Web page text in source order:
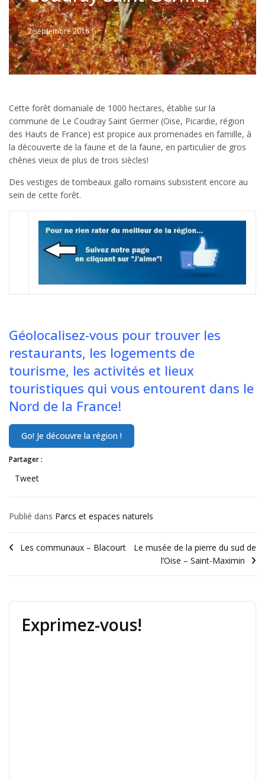
Written
by
Jérémie
2 septembre 2016
Cette forêt domaniale de 1000 hectares, établie sur la
commune de Le Coudray Saint Germer (Oise, Picardie, région
des Hauts de France) est propice aux promenades en famille, à
la découverte de la faune et de la faune, en particulier de gros
chênes vieux de plus de trois siècles!
Des vestiges de tombeaux gallo romains subsistent encore au
sein de cette forêt.
Géolocalisez-vous pour trouver les
restaurants, les logements de
tourisme, les activités et lieux
touristiques qui vous entourent dans le
Nord de la France!
Partager :
Tweet
Publié dans Parcs et espaces naturels
Les communaux – Blacourt
Le musée de la pierre du sud de
l’Oise – Saint-Maximin
Exprimez-vous!